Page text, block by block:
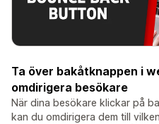
Ta över bakåtknappen i
omdirigera besökare
När dina besökare klickar på
kan du omdirigera dem till